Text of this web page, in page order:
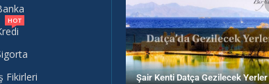
HOT
Fikirleri
Şair Kenti Datça Gezilecek Yerler